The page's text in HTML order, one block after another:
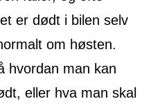
er dødt i bilen selv
om høsten.
hvordan man kan
eller hva man skal